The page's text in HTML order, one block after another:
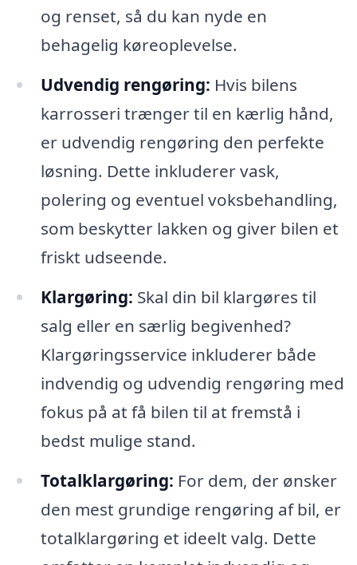
og renset, så du kan nyde en
behagelig køreoplevelse.
Udvendig rengøring: Hvis bilens
karrosseri trænger til en kærlig hånd,
er udvendig rengøring den perfekte
løsning. Dette inkluderer vask,
polering og eventuel voksbehandling,
som beskytter lakken og giver bilen et
friskt udseende.
Klargøring: Skal din bil klargøres til
salg eller en særlig begivenhed?
Klargøringsservice inkluderer både
indvendig og udvendig rengøring med
fokus på at få bilen til at fremstå i
bedst mulige stand.
Totalklargøring: For dem, der ønsker
den mest grundige rengøring af bil, er
totalklargøring et ideelt valg. Dette